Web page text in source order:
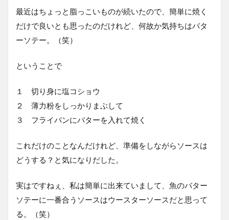
最近はちょっと脂っこいものが続いたので、簡単に焼く
だけで良いとも思ったのだけれど、何故か気持ちはバタ
ーソテー。（笑）
ということで
１ 切り身に塩コショウ
２ 薄力粉をしっかりまぶして
３ フライパンにバターを入れて焼く
これだけのことなんだけれど、準備をしながらソースは
どうする？と気になりだした。
実はですねぇ、私は簡単に出来ていまして、魚のバター
ソテーに一番合うソースはウースターソースだと思って
る。（笑）